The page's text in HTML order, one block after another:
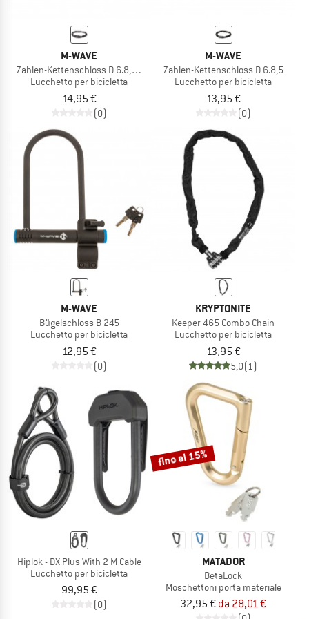
M-WAVE
Zahlen-Kettenschloss D 6.8,5 Illu
Lucchetto per bicicletta
14,95 €
(0)
M-WAVE
Zahlen-Kettenschloss D 6.8,5
Lucchetto per bicicletta
13,95 €
(0)
M-WAVE
Bügelschloss B 245
Lucchetto per bicicletta
12,95 €
(0)
KRYPTONITE
Keeper 465 Combo Chain
Lucchetto per bicicletta
13,95 €
5,0(1)
Hiplok - DX Plus With 2 M Cable
Lucchetto per bicicletta
99,95 €
(0)
fino al 15%
MATADOR
BetaLock
Moschettoni porta materiale
32,95 € da 28,01 €